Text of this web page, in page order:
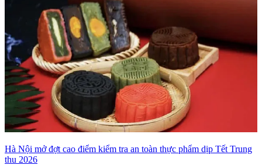
Hà Nội mở đợt cao điểm kiểm tra an toàn thực phẩm dịp Tết Trung
thu 2026